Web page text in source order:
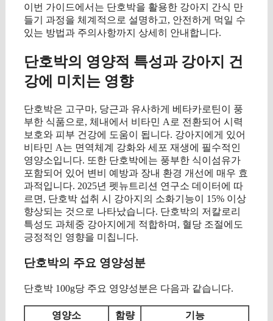
이번 가이드에서는 단호박을 활용한 강아지 간식 만
들기 과정을 체계적으로 설명하고, 안전하게 먹일 수
있는 방법과 주의사항까지 상세히 안내합니다.
단호박의 영양적 특성과 강아지 건
강에 미치는 영향
단호박은 고구마, 당근과 유사하게 베타카로틴이 풍
부한 식품으로, 체내에서 비타민 A로 전환되어 시력
보호와 피부 건강에 도움이 됩니다. 강아지에게 있어
비타민 A는 면역체계 강화와 세포 재생에 필수적인
영양소입니다. 또한 단호박에는 풍부한 식이섬유가
포함되어 있어 변비 예방과 장내 환경 개선에 매우 효
과적입니다. 2025년 펫뉴트리션 연구소 데이터에 따
르면, 단호박 섭취 시 강아지의 소화기능이 15% 이상
향상되는 것으로 나타났습니다. 단호박의 저칼로리
특성도 과체중 강아지에게 적합하며, 혈당 조절에도
긍정적인 영향을 미칩니다.
단호박의 주요 영양성분
단호박 100g당 주요 영양성분은 다음과 같습니다.
영양소 함량 기능